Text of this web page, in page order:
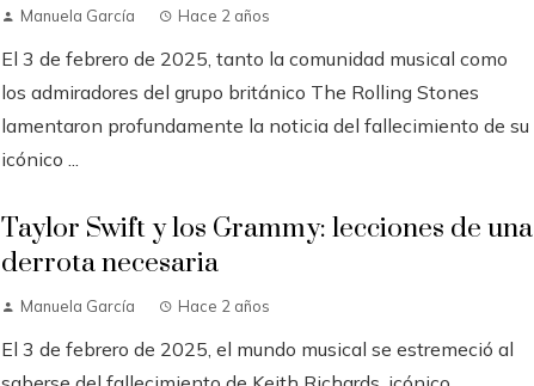
Manuela García Hace 2 años
El 3 de febrero de 2025, tanto la comunidad musical como
los admiradores del grupo británico The Rolling Stones
lamentaron profundamente la noticia del fallecimiento de su
icónico ...
Taylor Swift y los Grammy: lecciones de una
derrota necesaria
Manuela García Hace 2 años
El 3 de febrero de 2025, el mundo musical se estremeció al